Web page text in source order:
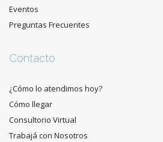
Eventos
Preguntas Frecuentes
Contacto
¿Cómo lo atendimos hoy?
Cómo llegar
Consultorio Virtual
Trabajá con Nosotros